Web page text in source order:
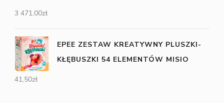
3 471,00zł
EPEE ZESTAW KREATYWNY PLUSZKI-
KŁĘBUSZKI 54 ELEMENTÓW MISIO
41,50zł